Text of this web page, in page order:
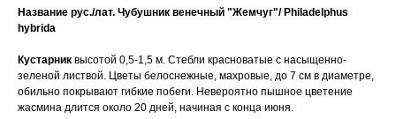
Название рус./лат. Чубушник венечный "Жемчуг"/ Philadelphus
hybrida
Кустарник высотой 0,5-1,5 м. Стебли красноватые с насыщенно-
зеленой листвой. Цветы белоснежные, махровые, до 7 см в диаметре,
обильно покрывают гибкие побеги. Невероятно пышное цветение
жасмина длится около 20 дней, начиная с конца июня.